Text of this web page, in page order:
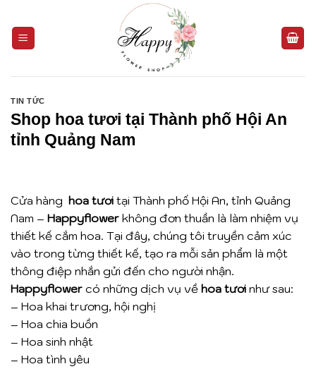
qua
nội
TIN TỨC
Shop hoa tươi tại Thành phố Hội An
tỉnh Quảng Nam
Cửa hàng hoa tươi tại Thành phố Hội An, tỉnh Quảng
Nam – Happyflower không đơn thuần là làm nhiệm vụ
thiết kế cắm hoa. Tại đây, chúng tôi truyền cảm xúc
vào trong từng thiết kế, tạo ra mỗi sản phẩm là một
thông điệp nhắn gửi đến cho người nhận.
Happyflower có những dịch vụ về hoa tươi như sau:
– Hoa khai trương, hội nghị
– Hoa chia buồn
– Hoa sinh nhật
– Hoa tình yêu